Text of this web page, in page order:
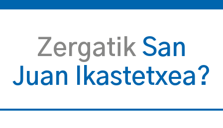
Zergatik San
Juan Ikastetxea?